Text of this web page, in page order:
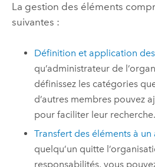
La gestion des éléments
suivantes :
Définition et application
qu’administrateur de
définissez les catégories
d’autres membres pouvez
pour faciliter leur recherche.
Transfert des éléments à
quelqu’un quitte
responsabilités, vous